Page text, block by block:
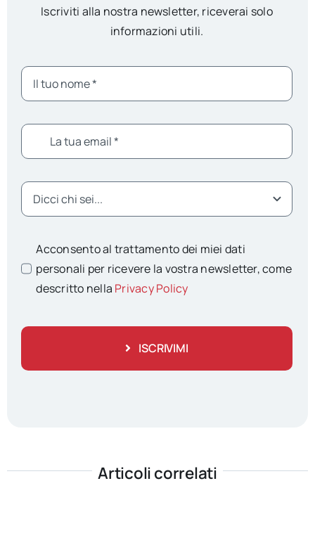
Iscriviti alla nostra newsletter, riceverai solo
informazioni utili.
Acconsento al trattamento dei miei dati
personali per ricevere la vostra newsletter, come
descritto nella Privacy Policy
ISCRIVIMI
Articoli correlati